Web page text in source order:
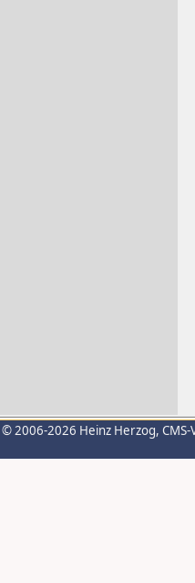
© 2006-2026 Heinz Herzog,